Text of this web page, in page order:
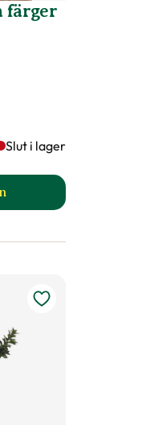
färger
Slut i lager
flera färger